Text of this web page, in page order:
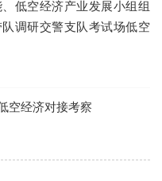
低空经济产业发展小组组
调研交警支队考试场低空
空经济对接考察